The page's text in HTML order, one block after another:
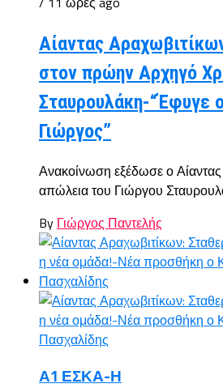
Αίαντας
στον πρώην Αρχηγό
Σταυρουλάκη-“Έφυγε
Γιώργος”
Ανακοίνωση εξέδωσε ο
απώλεια του Γιώργου
By Γιώργος Παντελής
Α1 ΕΣΚΑ-Η